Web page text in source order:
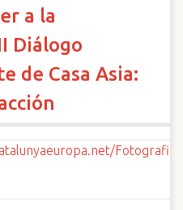
a la
Diálogo
de Casa Asia: